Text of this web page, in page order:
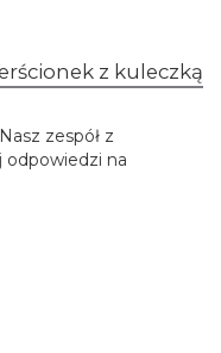
z kuleczką
zespół z
odpowiedzi na